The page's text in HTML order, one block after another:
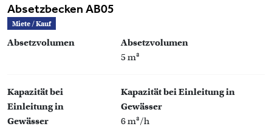
Absetzbecken AB05
Miete / Kauf
Absetzvolumen
Absetzvolumen
5 m³
Kapazität bei
Einleitung in
Gewässer
Kapazität bei Einleitung in
Gewässer
6 m³/h